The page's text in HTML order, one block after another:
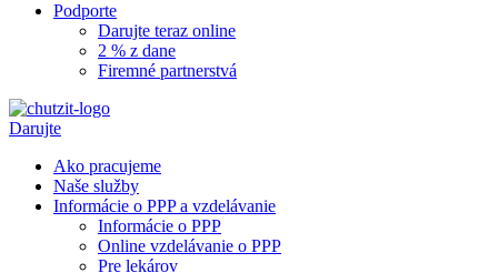
Podporte
Darujte teraz online
2 % z dane
Firemné partnerstvá
Darujte
Ako pracujeme
Naše služby
Informácie o PPP a vzdelávanie
Informácie o PPP
Online vzdelávanie o PPP
Pre lekárov